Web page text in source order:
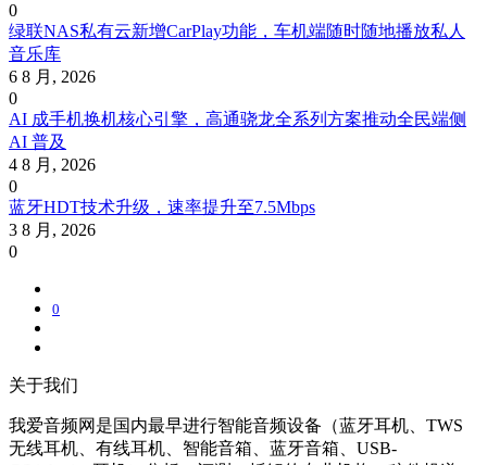
0
绿联NAS私有云新增CarPlay功能，车机端随时随地播放私人
音乐库
6 8 月, 2026
0
AI 成手机换机核心引擎，高通骁龙全系列方案推动全民端侧
AI 普及
4 8 月, 2026
0
蓝牙HDT技术升级，速率提升至7.5Mbps
3 8 月, 2026
0
0
关于我们
我爱音频网是国内最早进行智能音频设备（蓝牙耳机、TWS
无线耳机、有线耳机、智能音箱、蓝牙音箱、USB-